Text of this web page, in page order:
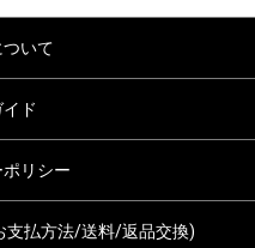
いて
ド
リシー
支払方法/送料/返品交換)